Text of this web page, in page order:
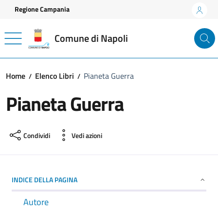
Vai ai contenuti
Vai al footer
Regione Campania
Comune di Napoli
Home Elenco Libri Pianeta Guerra
Pianeta Guerra
Condividi Vedi azioni
INDICE DELLA PAGINA
Autore